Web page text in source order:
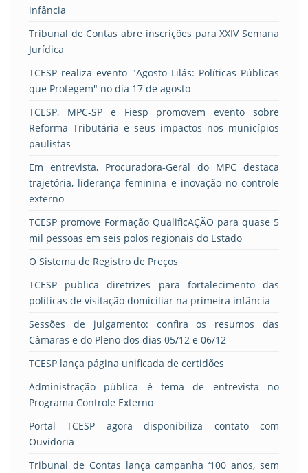
infância
Tribunal de Contas abre inscrições para XXIV Semana
Jurídica
TCESP realiza evento "Agosto Lilás: Políticas Públicas
que Protegem" no dia 17 de agosto
TCESP, MPC-SP e Fiesp promovem evento sobre
Reforma Tributária e seus impactos nos municípios
paulistas
Em entrevista, Procuradora-Geral do MPC destaca
trajetória, liderança feminina e inovação no controle
externo
TCESP promove Formação QualificAÇÃO para quase 5
mil pessoas em seis polos regionais do Estado
O Sistema de Registro de Preços
TCESP publica diretrizes para fortalecimento das
políticas de visitação domiciliar na primeira infância
Sessões de julgamento: confira os resumos das
Câmaras e do Pleno dos dias 05/12 e 06/12
TCESP lança página unificada de certidões
Administração pública é tema de entrevista no
Programa Controle Externo
Portal TCESP agora disponibiliza contato com
Ouvidoria
Tribunal de Contas lança campanha ‘100 anos, sem